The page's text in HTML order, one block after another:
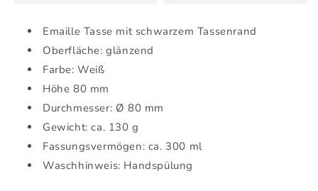
Emaille Tasse mit schwarzem Tassenrand
Oberfläche: glänzend
Farbe: Weiß
Höhe 80 mm
Durchmesser: Ø 80 mm
Gewicht: ca. 130 g
Fassungsvermögen: ca. 300 ml
Waschhinweis: Handspülung